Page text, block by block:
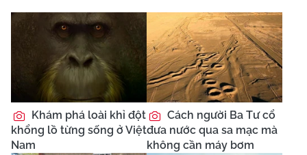
Khám phá loài khỉ đột
khổng lồ từng sống ở Việt
Nam
Cách người Ba Tư cổ
đưa nước qua sa mạc mà
không cần máy bơm